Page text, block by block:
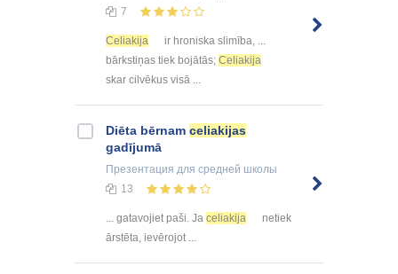
7
Celiakija
ir hroniska slimība, ...
bārkstiņas tiek bojātās; Celiakija
skar cilvēkus visā ...
Diēta bērnam celiakijas
gadījumā
Презентация для средней школы
13
... gatavojiet paši. Ja celiakija
netiek
ārstēta, ievērojot ...